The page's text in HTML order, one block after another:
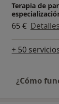
Terapia de
65 € Detalles
+ 50
¿Cómo